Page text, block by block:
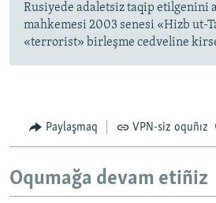
Rusiyede adaletsiz taqip etilgenini
mahkemesi 2003 senesi «Hizb ut-
«terrorist» birleşme cedveline
Paylaşmaq VPN-siz oquñız
Oqumağa devam etiñiz